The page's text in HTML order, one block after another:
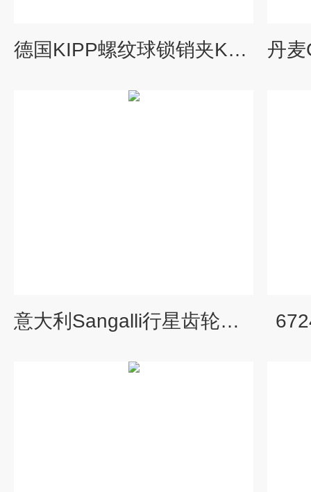
德国KIPP螺纹球锁销夹K1063.6211产品系列
意大利Sangalli行星齿轮泵箱SPL060系列